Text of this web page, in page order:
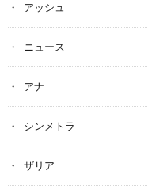
アッシュ
ニュース
アナ
シンメトラ
ザリア